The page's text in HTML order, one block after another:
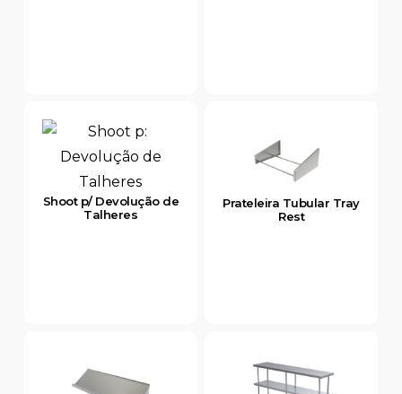
Shoot p/ Devolução de
Talheres
Prateleira Tubular Tray
Rest